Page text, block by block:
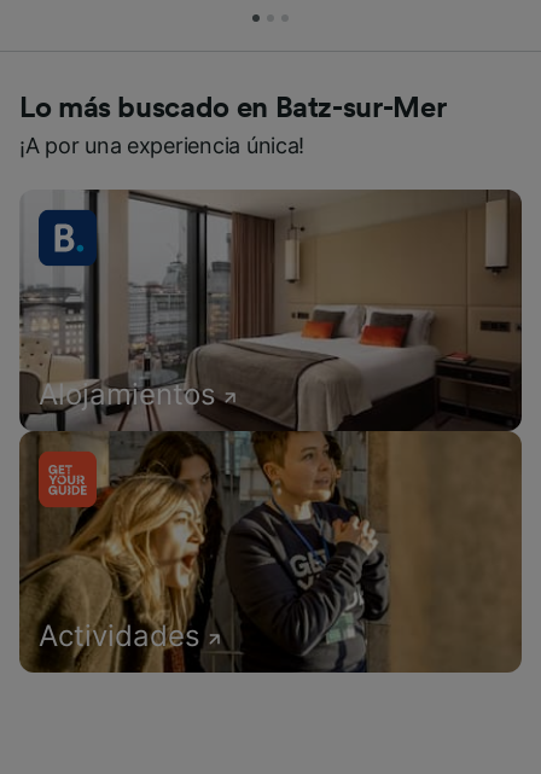
Lo más buscado en Batz-sur-Mer
¡A por una experiencia única!
Alojamientos
Actividades